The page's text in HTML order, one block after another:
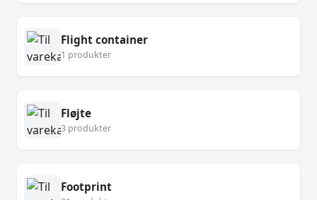
Flight container
1 produkter
Fløjte
3 produkter
Footprint